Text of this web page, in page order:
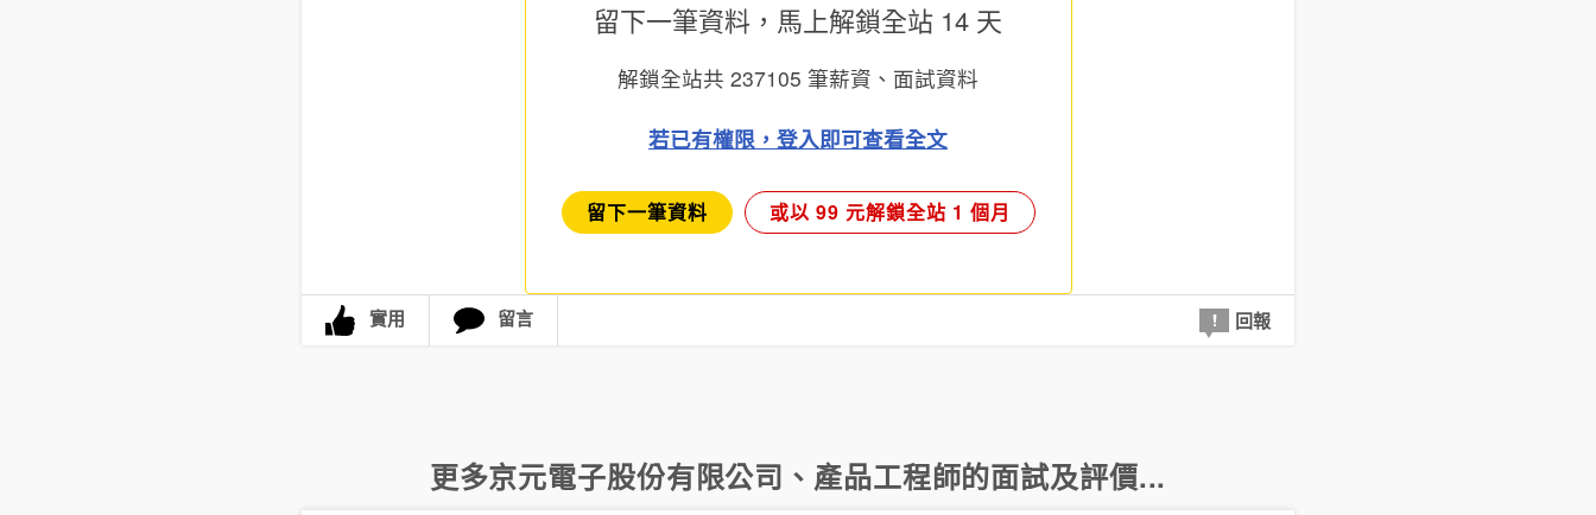
留下一筆資料，馬上解鎖全站 14 天
解鎖全站共 237105 筆薪資、面試資料
若已有權限，登入即可查看全文
留下一筆資料 或以 99 元解鎖全站 1 個月
實用 留言 回報
更多京元電子股份有限公司 、 產品工程師的面試及評價...